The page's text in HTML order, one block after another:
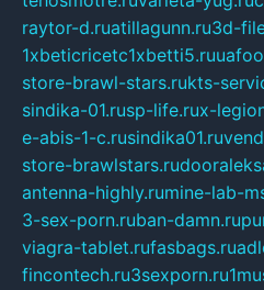
raytor-d.ruatillagunn.ru3d-
1xbeticricetc1xbetti5.ru
store-brawl-stars.rukts-
sindika-01.rusp-life.rux-
e-abis-1-c.rusindika01.ru
store-brawlstars.ru
antenna-highly.rumine-lab-
3-sex-porn.ruban-damn.ru
viagra-tablet.rufasbags.ru
fincontech.ru3sexporn.ru